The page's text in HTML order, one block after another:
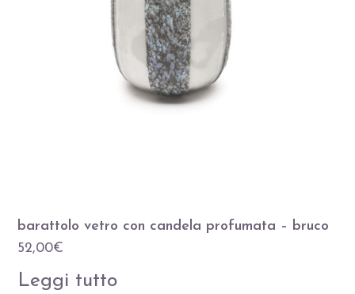
barattolo vetro con candela profumata – bruco
52,00€
Leggi tutto